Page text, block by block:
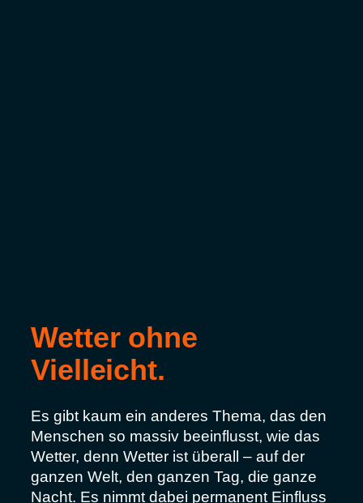
Wetter ohne
Vielleicht.
Es gibt kaum ein anderes Thema, das den
Menschen so massiv beeinflusst, wie das
Wetter, denn Wetter ist überall – auf der
ganzen Welt, den ganzen Tag, die ganze
Nacht. Es nimmt dabei permanent Einfluss